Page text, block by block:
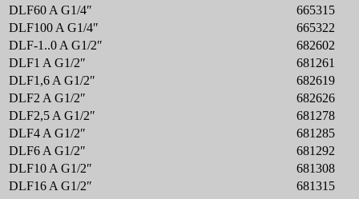
DLF60 A G1/4″
665315
DLF100 A G1/4″
665322
DLF-1..0 A G1/2″
682602
DLF1 A G1/2″
681261
DLF1,6 A G1/2″
682619
DLF2 A G1/2″
682626
DLF2,5 A G1/2″
681278
DLF4 A G1/2″
681285
DLF6 A G1/2″
681292
DLF10 A G1/2″
681308
DLF16 A G1/2″
681315